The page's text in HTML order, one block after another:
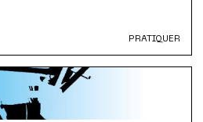
PRATIQUER